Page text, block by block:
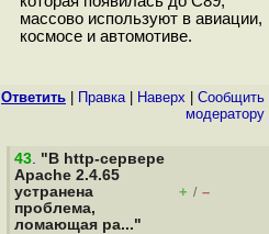
массово используют в авиации,
космосе и автомотиве.
Ответить Правка| Наверх
Cообщить
модератору
43. "В http-сервере
Apache 2.4.65
устранена
проблема,
ломающая ра..."
+ / –